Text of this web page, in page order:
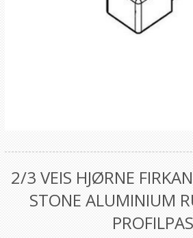
2/3 VEIS HJØRNE
STONE ALUMINIUM
PROFILPAS